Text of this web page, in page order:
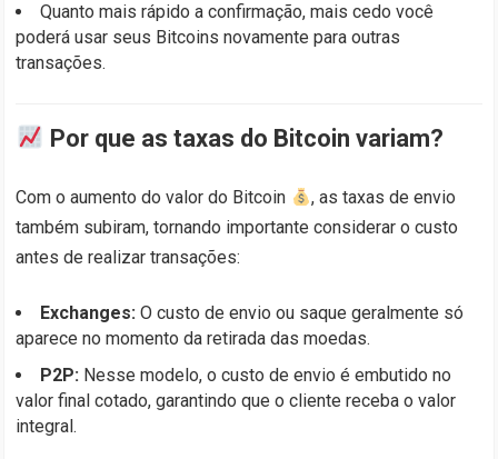
Quanto mais rápido a confirmação, mais cedo você
poderá usar seus Bitcoins novamente para outras
transações.
Por que as taxas do Bitcoin variam?
Com o aumento do valor do Bitcoin
, as taxas de envio
também subiram, tornando importante considerar o custo
antes de realizar transações:
Exchanges: O custo de envio ou saque geralmente só
aparece no momento da retirada das moedas.
P2P: Nesse modelo, o custo de envio é embutido no
valor final cotado, garantindo que o cliente receba o valor
integral.